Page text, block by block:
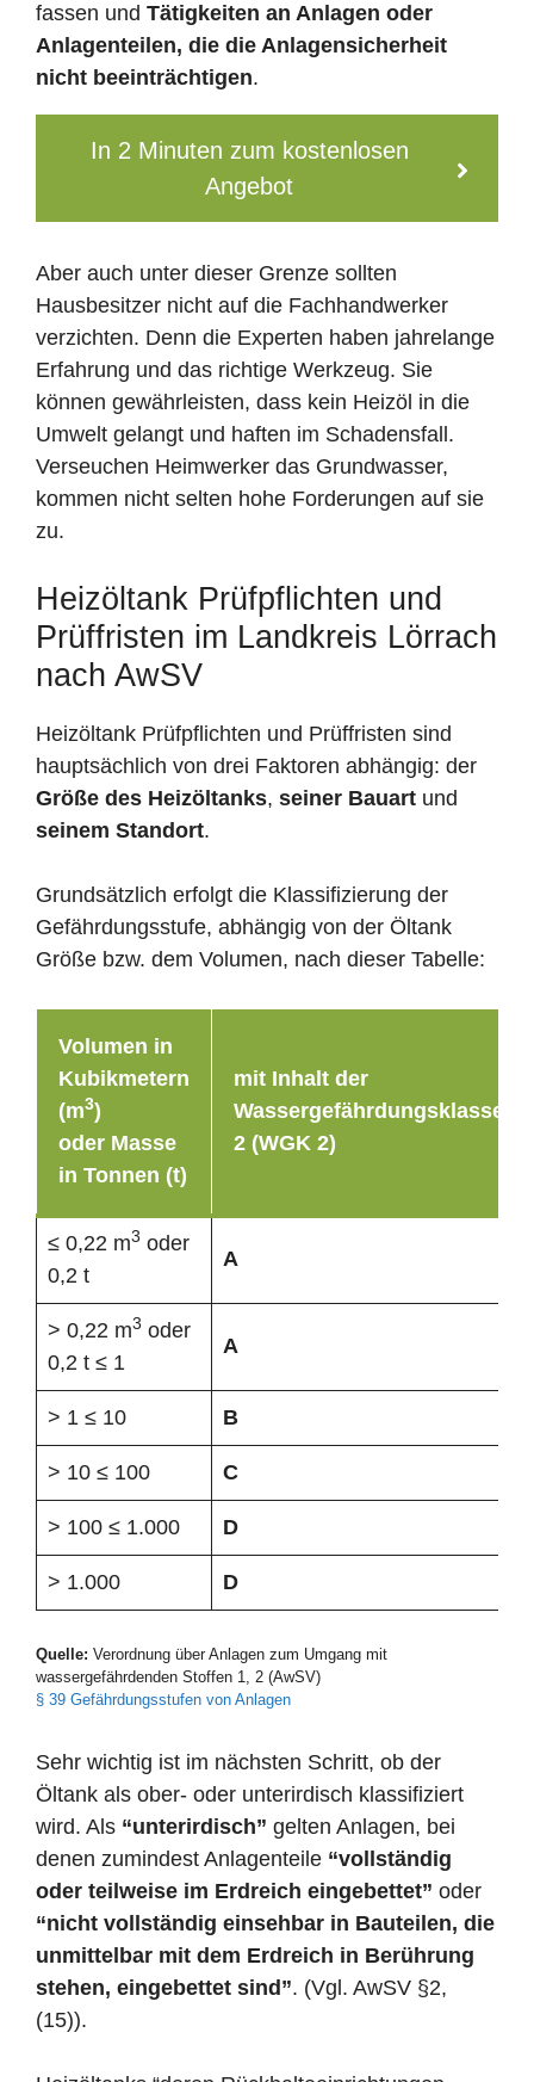
fassen und Tätigkeiten an Anlagen oder
Anlagenteilen, die die Anlagensicherheit
nicht beeinträchtigen.
In 2 Minuten zum kostenlosen
Angebot
Aber auch unter dieser Grenze sollten
Hausbesitzer nicht auf die Fachhandwerker
verzichten. Denn die Experten haben jahrelange
Erfahrung und das richtige Werkzeug. Sie
können gewährleisten, dass kein Heizöl in die
Umwelt gelangt und haften im Schadensfall.
Verseuchen Heimwerker das Grundwasser,
kommen nicht selten hohe Forderungen auf sie
zu.
Heizöltank Prüfpflichten und
Prüffristen im Landkreis Lörrach
nach AwSV
Heizöltank Prüfpflichten und Prüffristen sind
hauptsächlich von drei Faktoren abhängig: der
Größe des Heizöltanks, seiner Bauart und
seinem Standort.
Grundsätzlich erfolgt die Klassifizierung der
Gefährdungsstufe, abhängig von der Öltank
Größe bzw. dem Volumen, nach dieser Tabelle:
Volumen in
Kubikmetern
(m3)
oder Masse
in Tonnen (t)
mit Inhalt der
Wassergefährdungsklasse
2 (WGK 2)
≤ 0,22 m3 oder
0,2 t
A
> 0,22 m3 oder
0,2 t ≤ 1
A
> 1 ≤ 10 B
> 10 ≤ 100 C
> 100 ≤ 1.000 D
> 1.000 D
Quelle: Verordnung über Anlagen zum Umgang mit
wassergefährdenden Stoffen 1, 2 (AwSV)
§ 39 Gefährdungsstufen von Anlagen
Sehr wichtig ist im nächsten Schritt, ob der
Öltank als ober- oder unterirdisch klassifiziert
wird. Als “unterirdisch” gelten Anlagen, bei
denen zumindest Anlagenteile “vollständig
oder teilweise im Erdreich eingebettet” oder
“nicht vollständig einsehbar in Bauteilen, die
unmittelbar mit dem Erdreich in Berührung
stehen, eingebettet sind”. (Vgl. AwSV §2,
(15)).